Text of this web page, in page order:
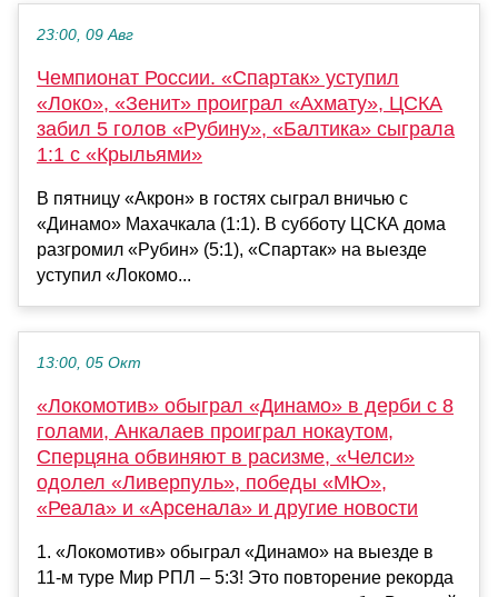
23:00, 09 Авг
Чемпионат России. «Спартак» уступил
«Локо», «Зенит» проиграл «Ахмату», ЦСКА
забил 5 голов «Рубину», «Балтика» сыграла
1:1 с «Крыльями»
В пятницу «Акрон» в гостях сыграл вничью с
«Динамо» Махачкала (1:1). В субботу ЦСКА дома
разгромил «Рубин» (5:1), «Спартак» на выезде
уступил «Локомо...
13:00, 05 Окт
«Локомотив» обыграл «Динамо» в дерби с 8
голами, Анкалаев проиграл нокаутом,
Сперцяна обвиняют в расизме, «Челси»
одолел «Ливерпуль», победы «МЮ»,
«Реала» и «Арсенала» и другие новости
1. «Локомотив» обыграл «Динамо» на выезде в
11-м туре Мир РПЛ – 5:3! Это повторение рекорда